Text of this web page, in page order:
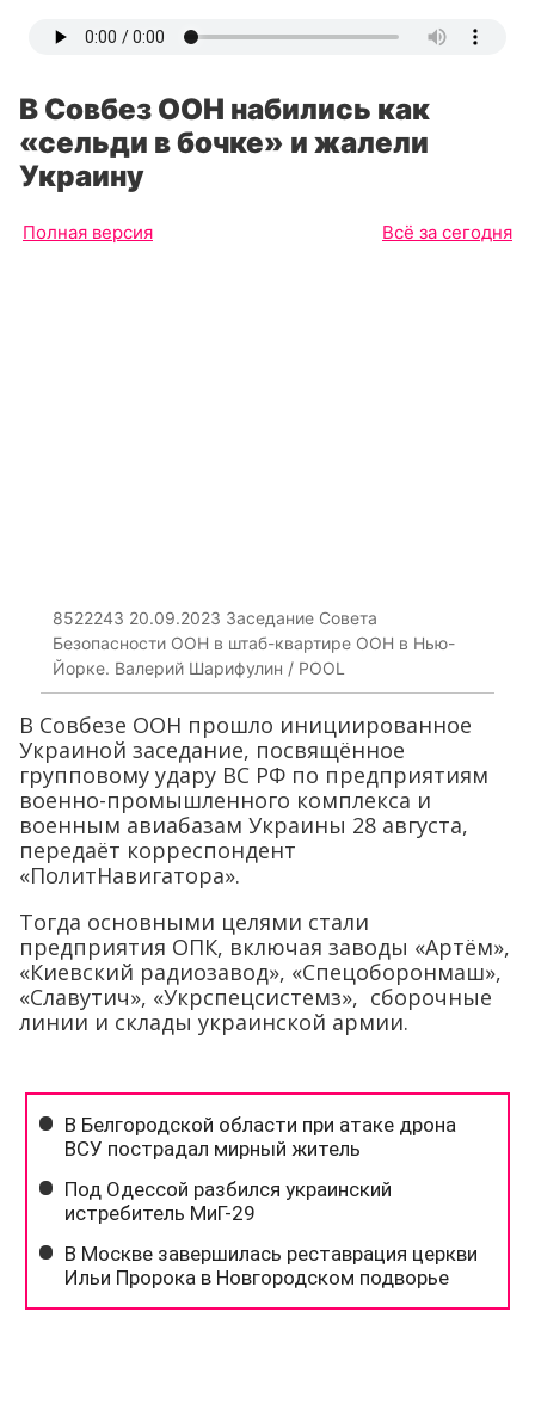
В Совбез ООН набились как
«сельди в бочке» и жалели
Украину
Полная версия Всё за сегодня
8522243 20.09.2023 Заседание Совета
Безопасности ООН в штаб-квартире ООН в Нью-
Йорке. Валерий Шарифулин / POOL
В Совбезе ООН прошло инициированное
Украиной заседание, посвящённое
групповому удару ВС РФ по предприятиям
военно-промышленного комплекса и
военным авиабазам Украины 28 августа,
передаёт корреспондент
«ПолитНавигатора».
Тогда основными целями стали
предприятия ОПК, включая заводы «Артём»,
«Киевский радиозавод», «Спецоборонмаш»,
«Славутич», «Укрспецсистемз», сборочные
линии и склады украинской армии.